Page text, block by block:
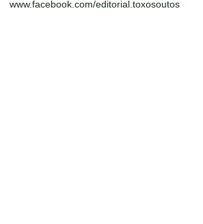
www.facebook.com/editorial.toxosoutos